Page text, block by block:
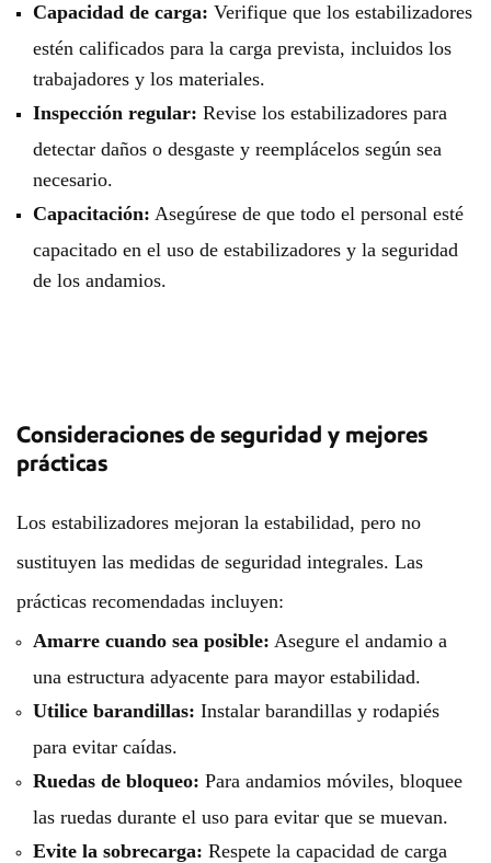
Capacidad de carga: Verifique que los estabilizadores
estén calificados para la carga prevista, incluidos los
trabajadores y los materiales.
Inspección regular: Revise los estabilizadores para
detectar daños o desgaste y reemplácelos según sea
necesario.
Capacitación: Asegúrese de que todo el personal esté
capacitado en el uso de estabilizadores y la seguridad
de los andamios.
Consideraciones de seguridad y mejores
prácticas
Los estabilizadores mejoran la estabilidad, pero no
sustituyen las medidas de seguridad integrales. Las
prácticas recomendadas incluyen:
Amarre cuando sea posible: Asegure el andamio a
una estructura adyacente para mayor estabilidad.
Utilice barandillas: Instalar barandillas y rodapiés
para evitar caídas.
Ruedas de bloqueo: Para andamios móviles, bloquee
las ruedas durante el uso para evitar que se muevan.
Evite la sobrecarga: Respete la capacidad de carga